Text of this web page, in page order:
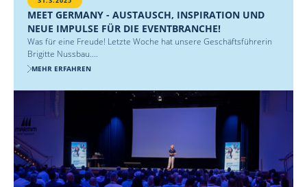
MEET GERMANY - AUSTAUSCH, INSPIRATION UND
NEUE IMPULSE FÜR DIE EVENTBRANCHE!
Was für eine Freude! Letzte Woche hat unsere Geschäftsführerin
Brigitte Nussbau....
MEHR ERFAHREN